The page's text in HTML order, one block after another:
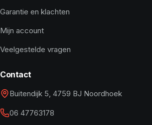
Garantie en klachten
Mijn account
Veelgestelde vragen
Contact
Buitendijk 5, 4759 BJ Noordhoek
06 47763178